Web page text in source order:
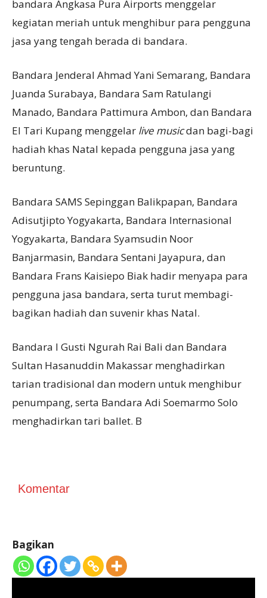
bandara Angkasa Pura Airports menggelar
kegiatan meriah untuk menghibur para pengguna
jasa yang tengah berada di bandara.
Bandara Jenderal Ahmad Yani Semarang, Bandara
Juanda Surabaya, Bandara Sam Ratulangi
Manado, Bandara Pattimura Ambon, dan Bandara
El Tari Kupang menggelar live musicdan bagi-bagi
hadiah khas Natal kepada pengguna jasa yang
beruntung.
Bandara SAMS Sepinggan Balikpapan, Bandara
Adisutjipto Yogyakarta, Bandara Internasional
Yogyakarta, Bandara Syamsudin Noor
Banjarmasin, Bandara Sentani Jayapura, dan
Bandara Frans Kaisiepo Biak hadir menyapa para
pengguna jasa bandara, serta turut membagi-
bagikan hadiah dan suvenir khas Natal.
Bandara I Gusti Ngurah Rai Bali dan Bandara
Sultan Hasanuddin Makassar menghadirkan
tarian tradisional dan modern untuk menghibur
penumpang, serta Bandara Adi Soemarmo Solo
menghadirkan tari ballet. B
Komentar
Bagikan